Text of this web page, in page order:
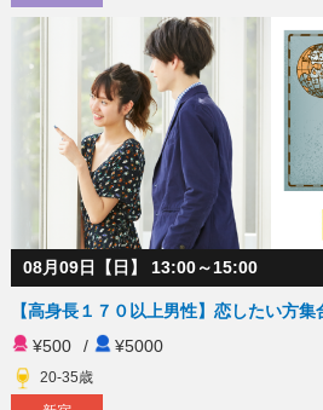
08月09日【日】 13:00～15:00
【高身長１７０以上男性】恋したい方
¥500
/ ¥5000
20-35歳